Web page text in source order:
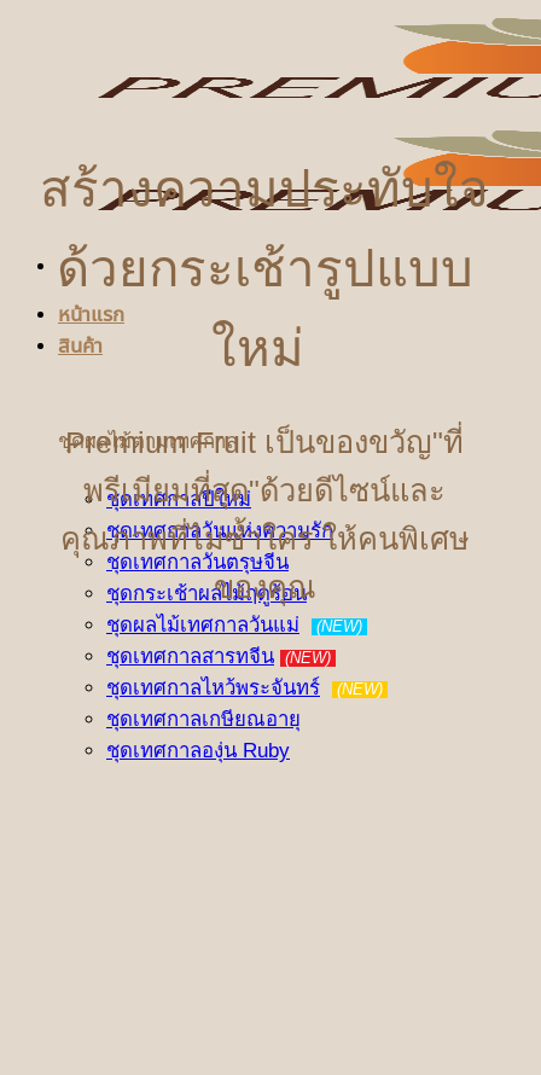
หน้าแรก
สินค้า
ชุดผลไม้ตามเทศกาล
ชุดเทศกาลปีใหม่
ชุดเทศกาลวันแห่งความรัก
ชุดเทศกาลวันตรุษจีน
ชุดกระเช้าผลไม้ฤดูร้อน
ชุดผลไม้เทศกาลวันแม่
(NEW)
ชุดเทศกาลสารทจีน (NEW)
ชุดเทศกาลไหว้พระจันทร์ (NEW)
ชุดเทศกาลเกษียณอายุ
ชุดเทศกาลองุ่น Ruby
สร้างความประทับใจ
ด้วยกระเช้ารูปแบบ
ใหม่
Premium Fruit เป็นของขวัญ"ที่
พรีเมียมที่สุด"ด้วยดีไซน์และ
คุณภาพที่ไม่ซ้ำใคร ให้คนพิเศษ
ของคุณ